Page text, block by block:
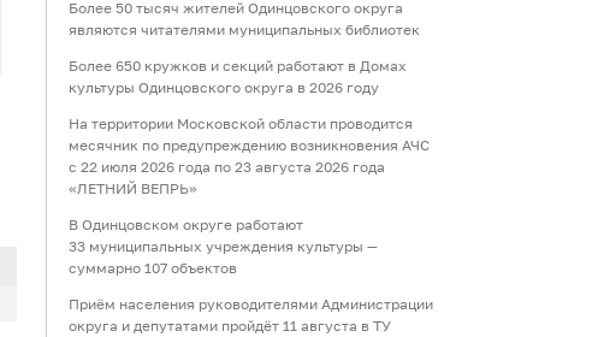
Более 50 тысяч жителей Одинцовского округа
являются читателями муниципальных библиотек
Более 650 кружков и секций работают в Домах
культуры Одинцовского округа в 2026 году
На территории Московской области проводится
месячник по предупреждению возникновения АЧС
с 22 июля 2026 года по 23 августа 2026 года
«ЛЕТНИЙ ВЕПРЬ»
В Одинцовском округе работают
33 муниципальных учреждения культуры —
суммарно 107 объектов
Приём населения руководителями Администрации
округа и депутатами пройдёт 11 августа в ТУ